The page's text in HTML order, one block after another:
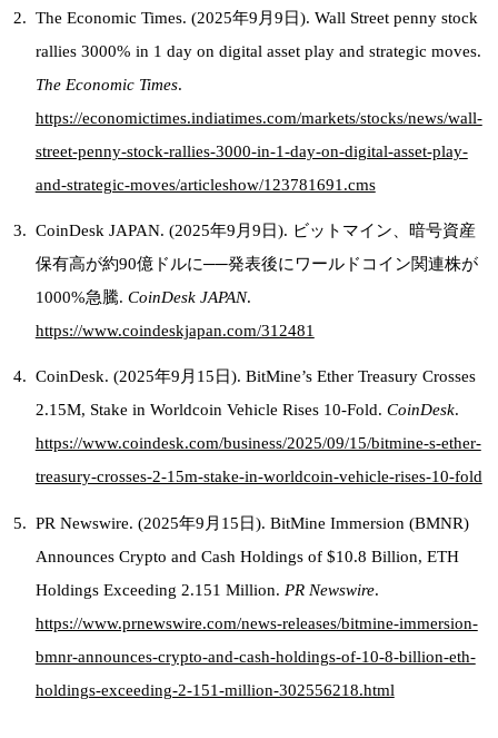
The Economic Times. (2025年9月9日). Wall Street penny stock
rallies 3000% in 1 day on digital asset play and strategic moves.
The Economic Times.
https://economictimes.indiatimes.com/markets/stocks/news/wall-
street-penny-stock-rallies-3000-in-1-day-on-digital-asset-play-
and-strategic-moves/articleshow/123781691.cms
CoinDesk JAPAN. (2025年9月9日). ビットマイン、暗号資産
保有高が約90億ドルに──発表後にワールドコイン関連株が
1000%急騰. CoinDesk JAPAN.
https://www.coindeskjapan.com/312481
CoinDesk. (2025年9月15日). BitMine’s Ether Treasury Crosses
2.15M, Stake in Worldcoin Vehicle Rises 10-Fold. CoinDesk.
https://www.coindesk.com/business/2025/09/15/bitmine-s-ether-
treasury-crosses-2-15m-stake-in-worldcoin-vehicle-rises-10-fold
PR Newswire. (2025年9月15日). BitMine Immersion (BMNR)
Announces Crypto and Cash Holdings of $10.8 Billion, ETH
Holdings Exceeding 2.151 Million. PR Newswire.
https://www.prnewswire.com/news-releases/bitmine-immersion-
bmnr-announces-crypto-and-cash-holdings-of-10-8-billion-eth-
holdings-exceeding-2-151-million-302556218.html